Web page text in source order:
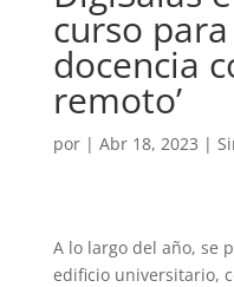
curso
docencia
remoto’
por | Abr 18, 2023 |
A lo largo del año, se
edificio universitario,